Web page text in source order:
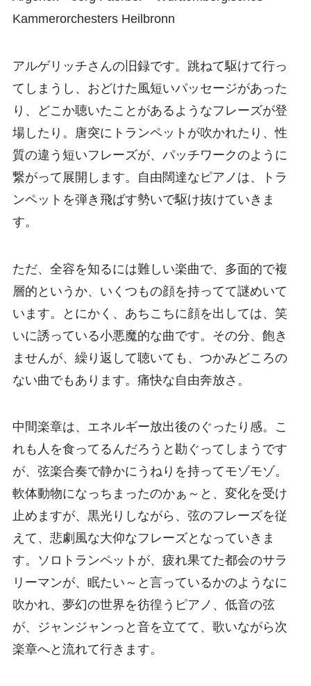
Kammerorchesters Heilbronn
アルゲリッチさんの旧録です。跳ねて駆けて行っ
てしまうし、おどけた風短いパッセージがあった
り、どこか聴いたことがあるようなフレーズが登
場したり。唐突にトランペットが吹かれたり、性
質の違う短いフレーズが、パッチワークのように
繋がって展開します。自由闊達なピアノは、トラ
ンペットを弾き飛ばす勢いで駆け抜けていきま
す。
ただ、全容を知るには難しい楽曲で、多面的で複
層的というか、いくつもの顔を持ってて謎めいて
います。とにかく、あちこちに顔を出しては、笑
いに誘っている小悪魔的な曲です。その分、飽き
ませんが、繰り返して聴いても、つかみどころの
ない曲でもあります。痛快な自由奔放さ。
中間楽章は、エネルギー放出後のぐったり感。こ
れも人を食ってるんだろうと勘ぐってしまうです
が、弦楽合奏で静かにうねりを持ってモゾモゾ。
軟体動物になっちまったのかぁ～と、変化を受け
止めますが、黒光りしながら、弦のフレーズを従
えて、悲劇風な大仰なフレーズとなっていきま
す。ソロトランペットが、疲れ果てた都会のサラ
リーマンが、眠たい～と言っているかのようなに
吹かれ、夢幻の世界を彷徨うピアノ、低音の弦
が、ジャンジャンっと音を立てて、歌いながら次
楽章へと流れて行きます。